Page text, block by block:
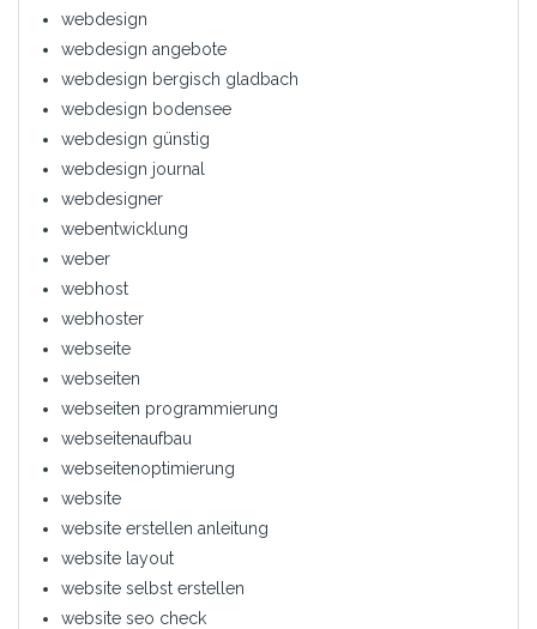
webdesign
webdesign angebote
webdesign bergisch gladbach
webdesign bodensee
webdesign günstig
webdesign journal
webdesigner
webentwicklung
weber
webhost
webhoster
webseite
webseiten
webseiten programmierung
webseitenaufbau
webseitenoptimierung
website
website erstellen anleitung
website layout
website selbst erstellen
website seo check